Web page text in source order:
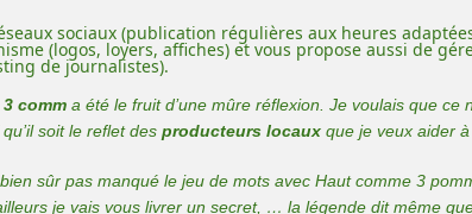
sociaux (publication régulières aux heures
(logos, loyers, affiches) et vous propose aussi de
de journalistes).
comm a été le fruit d’une mûre réflexion. Je voulais que ce
soit le reflet des producteurs locaux que je veux aider
bien sûr pas manqué le jeu de mots avec Haut comme 3
je vais vous livrer un secret, … la légende dit même